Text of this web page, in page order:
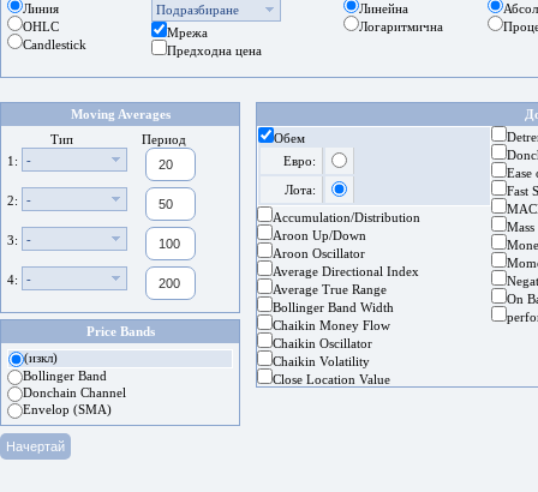
Линия
OHLC
Candlestick
Подразбиране
Мрежа
Предходна цена
Линейна
Логаритмична
Moving Averages
Тип
Период
1:
-
2: -
3: -
4: -
Price Bands
(изкл)
Bollinger Band
Donchain Channel
Envelop (SMA)
Обем
Евро:
Лота:
Accumulation/Distribution
Aroon Up/Down
Aroon Oscillator
Average Directional Index
Average True Range
Bollinger Band Width
Chaikin Money Flow
Chaikin Oscillator
Chaikin Volatility
Close Location Value
Ease
Fast
On